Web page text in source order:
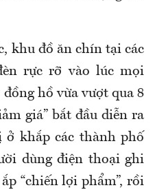
khu đồ ăn chíntại các
rực rỡ vào lúc mọi
hồ vừa vượt qua 8
giá” bắt đầu diễn ra
ở khắp các thành phố
dùng điện thoại ghi
“chiến lợi phẩm”, rồi